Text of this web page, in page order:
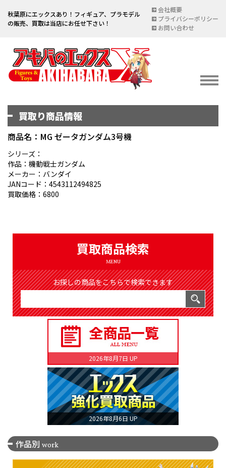
秋葉原にエックスあり！フィギュア、プラモデル
の販売、買取は当店にお任せ下さい！
会社概要
プライバシーポリシー
お問い合わせ
イベント情報
宅配買取のご案内
DELIVERY PURCHASE
買取お申し込み
ASSESSMENT
買取り商品情報
商品名：MG ゼータガンダム3号機
シリーズ：
作品：機動戦士ガンダム
メーカー：バンダイ
JANコード：4543112494825
買取価格：6800
買取商品検索
MENU
お探しの商品をこちらで検索できます
2026年8月7日 UP
2026年8月6日 UP
作品別 work